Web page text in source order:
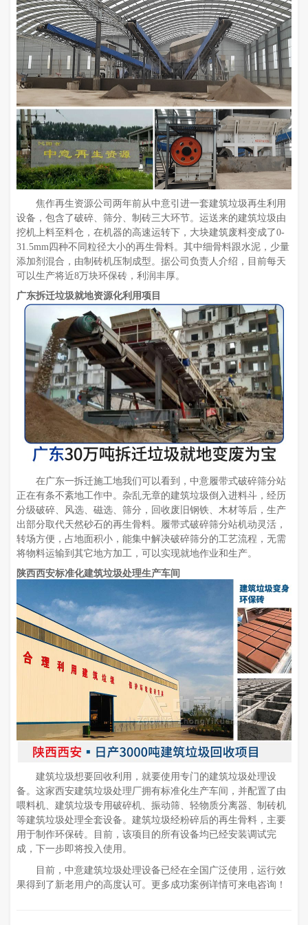
焦作再生资源公司两年前从中意引进一套建筑垃圾再生利用
设备，包含了破碎、筛分、制砖三大环节。运送来的建筑垃圾由
挖机上料至料仓，在机器的高速运转下，大块建筑废料变成了0-
31.5mm四种不同粒径大小的再生骨料。其中细骨料跟水泥，少量
添加剂混合，由制砖机压制成型。据公司负责人介绍，目前每天
可以生产将近8万块环保砖，利润丰厚。
广东拆迁垃圾就地资源化利用项目
在广东一拆迁施工地我们可以看到，中意履带式破碎筛分站
正在有条不紊地工作中。杂乱无章的建筑垃圾倒入进料斗，经历
分级破碎、风选、磁选、筛分，回收废旧钢铁、木材等后，生产
出部分取代天然砂石的再生骨料。履带式破碎筛分站机动灵活，
转场方便，占地面积小，能集中解决破碎筛分的工艺流程，无需
将物料运输到其它地方加工，可以实现就地作业和生产。
陕西西安标准化建筑垃圾处理生产车间
建筑垃圾想要回收利用，就要使用专门的建筑垃圾处理设
备。这家西安建筑垃圾处理厂拥有标准化生产车间，并配置了由
喂料机、建筑垃圾专用破碎机、振动筛、轻物质分离器、制砖机
等建筑垃圾处理全套设备。建筑垃圾经粉碎后的再生骨料，主要
用于制作环保砖。目前，该项目的所有设备均已经安装调试完
成，下一步即将投入使用。
目前，中意建筑垃圾处理设备已经在全国广泛使用，运行效
果得到了新老用户的高度认可。更多成功案例详情可来电咨询！